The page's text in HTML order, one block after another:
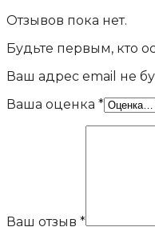
Отзывов пока нет.
Будьте первым, кто
Ваш адрес email не
Ваша оценка *
Ваш отзыв *